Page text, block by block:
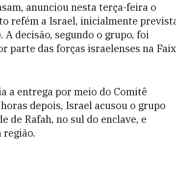
anunciou nesta terça-feira o
refém a Israel, inicialmente
decisão, segundo o grupo, foi
parte das forças israelenses na
a entrega por meio do Comitê
depois, Israel acusou o grupo
de Rafah, no sul do enclave, e
região.